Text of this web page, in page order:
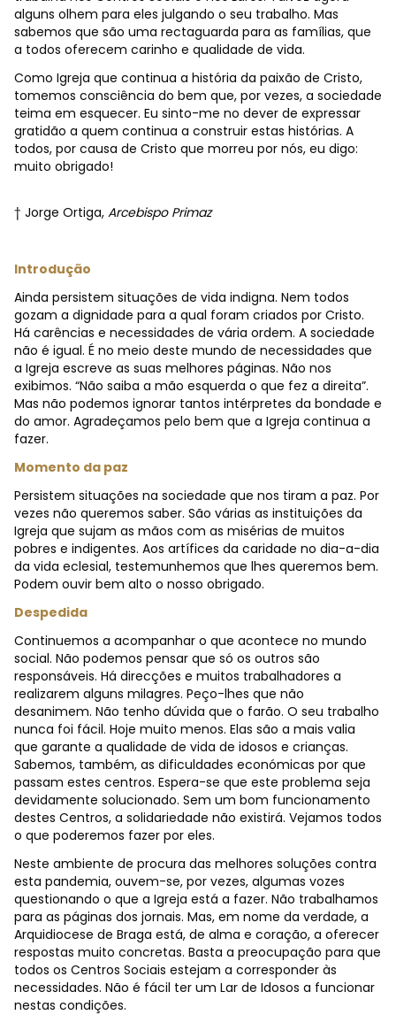
alguns olhem para eles julgando o seu trabalho. Mas
sabemos que são uma rectaguarda para as famílias, que
a todos oferecem carinho e qualidade de vida.
Como Igreja que continua a história da paixão de Cristo,
tomemos consciência do bem que, por vezes, a sociedade
teima em esquecer. Eu sinto-me no dever de expressar
gratidão a quem continua a construir estas histórias. A
todos, por causa de Cristo que morreu por nós, eu digo:
muito obrigado!
† Jorge Ortiga, Arcebispo Primaz
Introdução
Ainda persistem situações de vida indigna. Nem todos
gozam a dignidade para a qual foram criados por Cristo.
Há carências e necessidades de vária ordem. A sociedade
não é igual. É no meio deste mundo de necessidades que
a Igreja escreve as suas melhores páginas. Não nos
exibimos. “Não saiba a mão esquerda o que fez a direita”.
Mas não podemos ignorar tantos intérpretes da bondade e
do amor. Agradeçamos pelo bem que a Igreja continua a
fazer.
Momento da paz
Persistem situações na sociedade que nos tiram a paz. Por
vezes não queremos saber. São várias as instituições da
Igreja que sujam as mãos com as misérias de muitos
pobres e indigentes. Aos artífices da caridade no dia-a-dia
da vida eclesial, testemunhemos que lhes queremos bem.
Podem ouvir bem alto o nosso obrigado.
Despedida
Continuemos a acompanhar o que acontece no mundo
social. Não podemos pensar que só os outros são
responsáveis. Há direcções e muitos trabalhadores a
realizarem alguns milagres. Peço-lhes que não
desanimem. Não tenho dúvida que o farão. O seu trabalho
nunca foi fácil. Hoje muito menos. Elas são a mais valia
que garante a qualidade de vida de idosos e crianças.
Sabemos, também, as dificuldades económicas por que
passam estes centros. Espera-se que este problema seja
devidamente solucionado. Sem um bom funcionamento
destes Centros, a solidariedade não existirá. Vejamos todos
o que poderemos fazer por eles.
Neste ambiente de procura das melhores soluções contra
esta pandemia, ouvem-se, por vezes, algumas vozes
questionando o que a Igreja está a fazer. Não trabalhamos
para as páginas dos jornais. Mas, em nome da verdade, a
Arquidiocese de Braga está, de alma e coração, a oferecer
respostas muito concretas. Basta a preocupação para que
todos os Centros Sociais estejam a corresponder às
necessidades. Não é fácil ter um Lar de Idosos a funcionar
nestas condições.